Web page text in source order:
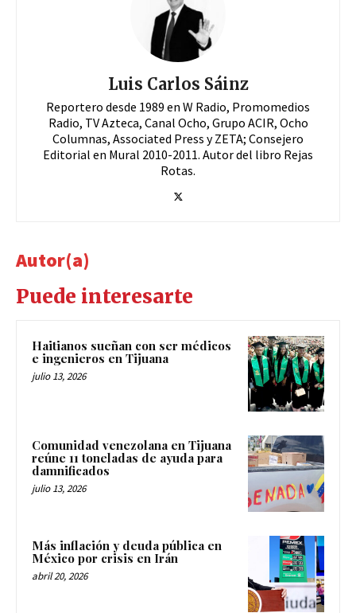
Luis Carlos Sáinz
Reportero desde 1989 en W Radio, Promomedios
Radio, TV Azteca, Canal Ocho, Grupo ACIR, Ocho
Columnas, Associated Press y ZETA; Consejero
Editorial en Mural 2010-2011. Autor del libro Rejas
Rotas.
Autor(a)
Puede interesarte
Haitianos sueñan con ser médicos
e ingenieros en Tijuana
julio 13, 2026
Comunidad venezolana en Tijuana
reúne 11 toneladas de ayuda para
damnificados
julio 13, 2026
Más inflación y deuda pública en
México por crisis en Irán
abril 20, 2026